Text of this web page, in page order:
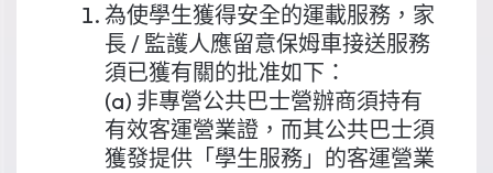
為使學生獲得安全的運載服務，家
長 / 監護人應留意保姆車接送服務
須已獲有關的批准如下：
(a) 非專營公共巴士營辦商須持有
有效客運營業證，而其公共巴士須
獲發提供「學生服務」的客運營業